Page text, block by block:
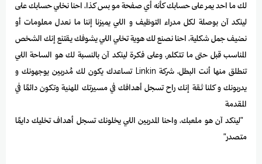
لك ما احد يمر على حسابك كأنه أي صفحة مو بس كذا، احنا نخلي حسابك على
لينكد آن بوصلة لكل مدراء التوظيف و اللي يميزنا إننا ما نعدل معلومات أو
نضيف جمل شكلية، احنا نصنع لك هوية تخلي اللي يشوفك يقتنع إنك الشخص
المناسب قبل حتى ما تتكلم، وعلى فكرة لينكد آن بالنسبة لك هو الساحة اللي
تنطلق منها أنت البطل، شركة Linkin تساعدك يكون لك مُدربين يوجهونك و
يدربونك و كلنا ثقة إنك راح تسجل أهدافك في مسيرتك المهنية وتكون دائمًا في
المقدمة
"لينكد آن هو ملعبك، واحنا المدربين اللي يخلونك تسجل أهداف تخليك دايمًا
متصدر"